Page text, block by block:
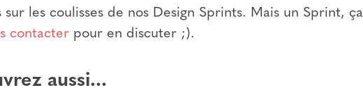
les coulisses de nos Design Sprints. Mais un Sprint, ça
contacterpour en discuter ;).
aussi...